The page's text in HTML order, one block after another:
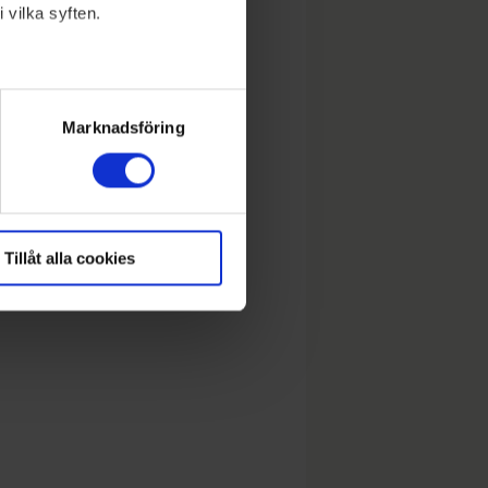
vilka syften.
meter
Marknadsföring
Tillåt alla cookies